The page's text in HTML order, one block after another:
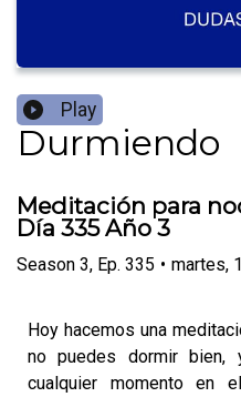
Play
Durmiendo
Meditación para
Día 335 Año 3
Season 3, Ep. 335 • martes,
Hoy hacemos una
no puedes dormir bien,
cualquier momento en